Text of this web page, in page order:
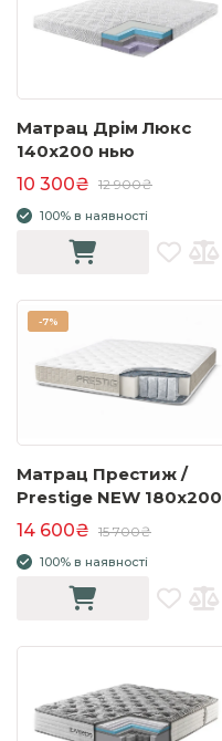
Матрац Дрім Люкс
140x200 нью
10 300₴ 12 900₴
100% в наявності
-7%
Матрац Престиж /
Prestige NEW 180x200
14 600₴ 15 700₴
100% в наявності